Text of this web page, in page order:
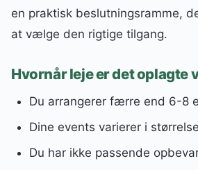
en praktisk beslutningsramme,
at vælge den rigtige tilgang.
Hvornår leje er det oplagte
Du arrangerer færre end 6-8
Dine events varierer i
Du har ikke passende